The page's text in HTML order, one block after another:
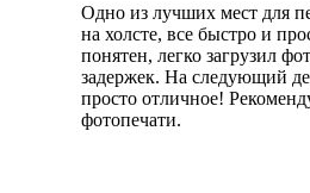
Одно из лучших мест для
на холсте, все быстро и
понятен, легко загрузил
задержек. На следующий
просто отличное!
фотопечати.